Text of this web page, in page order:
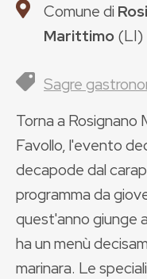
Comune di
Marittimo(LI)
Sagre
Torna a Rosignano
Favollo, l'evento
decapode dal
programma da
quest'anno giunge
ha un menù
marinara. Le